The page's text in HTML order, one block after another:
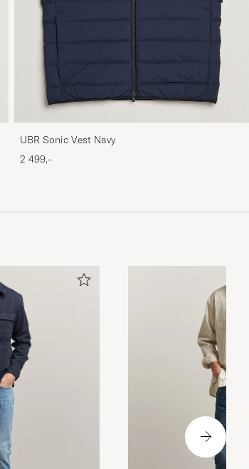
UBR Sonic Vest Navy
2 499,-